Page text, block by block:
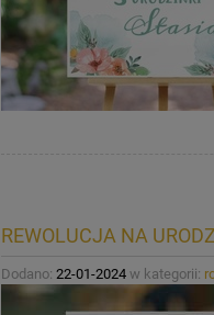
REWOLUCJA NA
Dodano: 22-01-2024 w kategorii: